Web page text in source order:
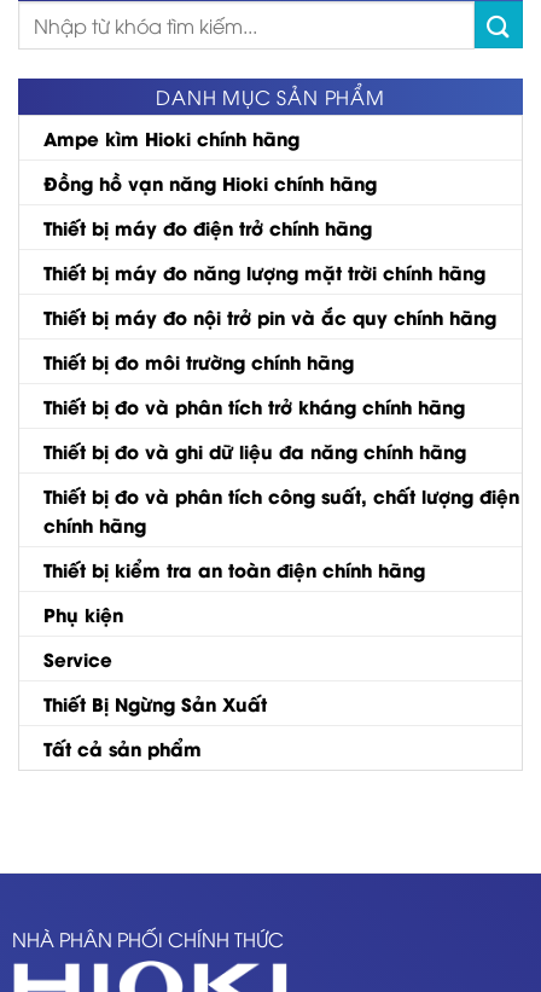
Tìm
kiếm:
DANH MỤC SẢN PHẨM
Ampe kìm Hioki chính hãng
Đồng hồ vạn năng Hioki chính hãng
Thiết bị máy đo điện trở chính hãng
Thiết bị máy đo năng lượng mặt trời chính hãng
Thiết bị máy đo nội trở pin và ắc quy chính hãng
Thiết bị đo môi trường chính hãng
Thiết bị đo và phân tích trở kháng chính hãng
Thiết bị đo và ghi dữ liệu đa năng chính hãng
Thiết bị đo và phân tích công suất, chất lượng điện
chính hãng
Thiết bị kiểm tra an toàn điện chính hãng
Phụ kiện
Service
Thiết Bị Ngừng Sản Xuất
Tất cả sản phẩm
NHÀ PHÂN PHỐI CHÍNH THỨC